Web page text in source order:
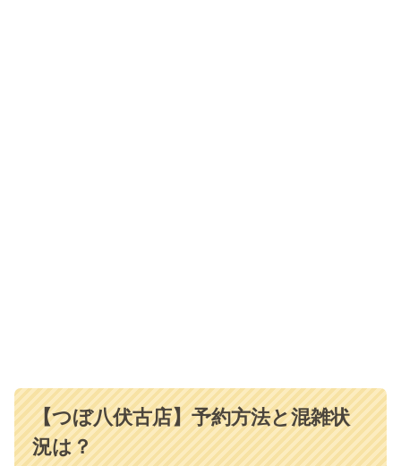
【つぼ八伏古店】予約方法と混雑状
況は？